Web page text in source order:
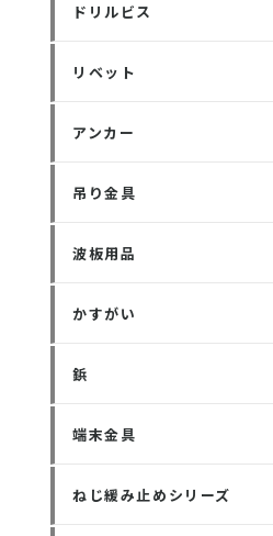
ドリルビス
リベット
アンカー
吊り金具
波板用品
かすがい
鋲
端末金具
ねじ緩み止めシリーズ